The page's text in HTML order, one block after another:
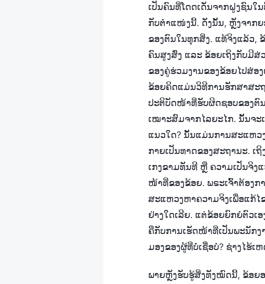
ເປັນຄົນທີ່ໂດດເດັ່ນຈາກຝູງຊົນ
ກັບຕຳແໜ່ງນີ້. ດັ່ງນັ້ນ, ຫຼັງຈາກ
ຂອງຕົນໃນທຸກສິ່ງ. ແທ້ຈິງແລ້ວ,
ຄົນສູງສົ່ງ ແລະ ຂ້ອຍເຖິງກັບມີສ່
ຂອງຄູ່ຮ່ວມງານຂອງຂ້ອຍໄປສ່
ຂ້ອຍຄິດແມ່ນວິທີການຮັກສາສະ
ປະຕິບັດໜ້າທີ່ຮັບຜິດຊອບຂອງຕົ
ເໝາະສົມຈາກໄລຍະໄກ. ນັ້ນຈ
ແນວໃດ? ນັ້ນແມ່ນການສະແຫວ
ກາຍເປັນທາດຂອງສະຖານະ. ເ
ເກງຂາມທັນທີ ຫຼື ຄວາມເປັນຈິງ
ໜ້າທີ່ຂອງຂ້ອຍ. ພຣະເຈົ້າຕ້ອງ
ສະແຫວງຫາຄວາມຈິງເພື່ອແກ້
ຢ່າງໃດເລີຍ. ແຕ່ຂ້ອຍຍົກຍໍຕົວເ
ຄືກັບການເຮັດໜ້າທີ່ເປັນພະນັກ
ມອງຂອງຜູ້ທີ່ບໍ່ເຊື່ອບໍ? ຊ່າງໄຮ້ເ
ພາຍຫຼັງຮັບຮູ້ສິ່ງທັງໝົດນີ້, ຂ້ອຍ